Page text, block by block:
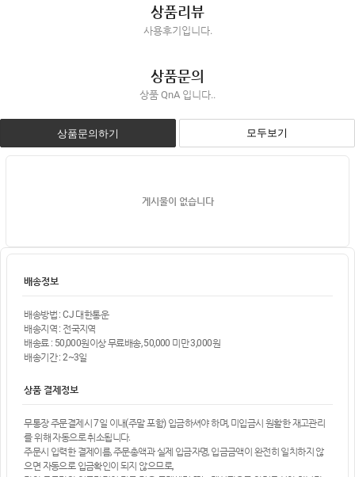
상품리뷰
사용후기입니다.
상품문의
상품 QnA 입니다..
상품문의하기 모두보기
게시물이 없습니다
배송정보
배송방법 : CJ 대한통운
배송지역 : 전국지역
배송료 : 50,000원이상 무료배송, 50,000 미만 3,000원
배송기간 : 2~3일
상품 결제정보
무통장 주문결제시 7일 이내(주말 포함) 입금하셔야 하며, 미입금시 원활한 재고관리
를 위해 자동으로 취소됩니다.
주문시 입력한 결제이름, 주문총액과 실제 입금자명, 입금금액이 완전히 일치하지 않
으면 자동으로 입금확인이 되지 않으므로,